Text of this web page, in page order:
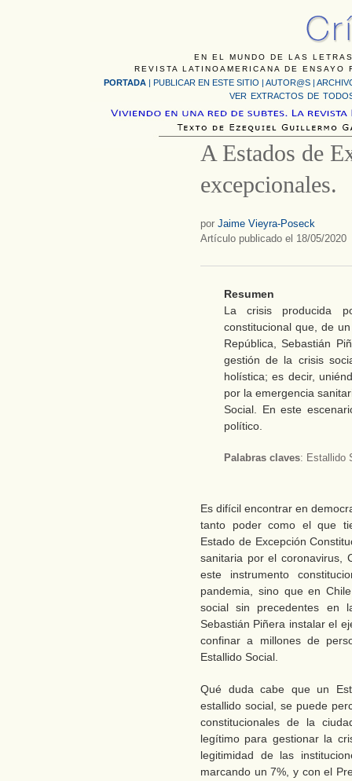
EN EL MUNDO DE LAS
REVISTA LATINOAMERICANA DE
PORTADA | PUBLICAR EN ESTE SITIO | AUTOR@S |
VER EXTRACTOS DE
A Estados de
excepcionales.
por Jaime Vieyra-Poseck
Artículo publicado el 18/05/2020
Resumen
La crisis producida
constitucional que, de
República, Sebastián
gestión de la crisis
holística; es decir,
por la emergencia
Social. En este
político.
Palabras claves: Estallido
Es difícil encontrar en
tanto poder como el que
Estado de Excepción
sanitaria por el coronavirus,
este instrumento
pandemia, sino que en
social sin precedentes en
Sebastián Piñera instalar el
confinar a millones de
Estallido Social.
Qué duda cabe que un
estallido social, se puede
constitucionales de la
legítimo para gestionar la
legitimidad de las
marcando un 7%, y con el